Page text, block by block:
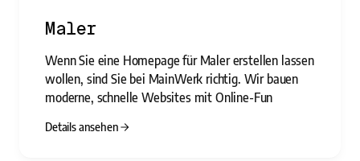
Maler
Wenn Sie eine Homepage für Maler erstellen lassen
wollen, sind Sie bei MainWerk richtig. Wir bauen
moderne, schnelle Websites mit Online-Fun
Details ansehen